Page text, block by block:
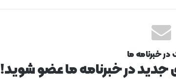
در خبرنامه ما
جدید در خبرنامه ما عضو شوید!